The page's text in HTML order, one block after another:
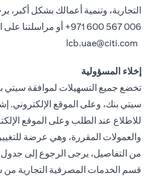
التجارية، وتنمية أعمالك بشكل أكبر،
006 567 600 971+
أو مراسلتنا على
lcb.uae@citi.com
إخلاء المسؤولية
تخضع جميع التسهيلات لموافقة
سيتي بنك، وعلى الموقع الإلكتروني.
للاطلاع عند الطلب وعلى الموقع
والعمولات المقررة، وهي عرضة
من التفاصيل، يرجى الرجوع إلى
قسم الخدمات المصرفية التجارية من